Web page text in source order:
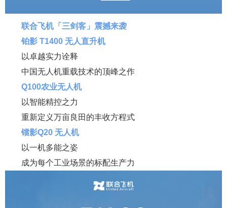
联合飞机「三剑客」震撼来袭
铂影 T1400 无人直升机
以卓越实力诠释
中国无人机重载技术的顶峰之作
Q100农业无人机
以智能精控之力
重新定义万亩良田的丰收方程式
镭影Q20 无人机
以一机多能之姿
成为每个工业场景的标配生产力